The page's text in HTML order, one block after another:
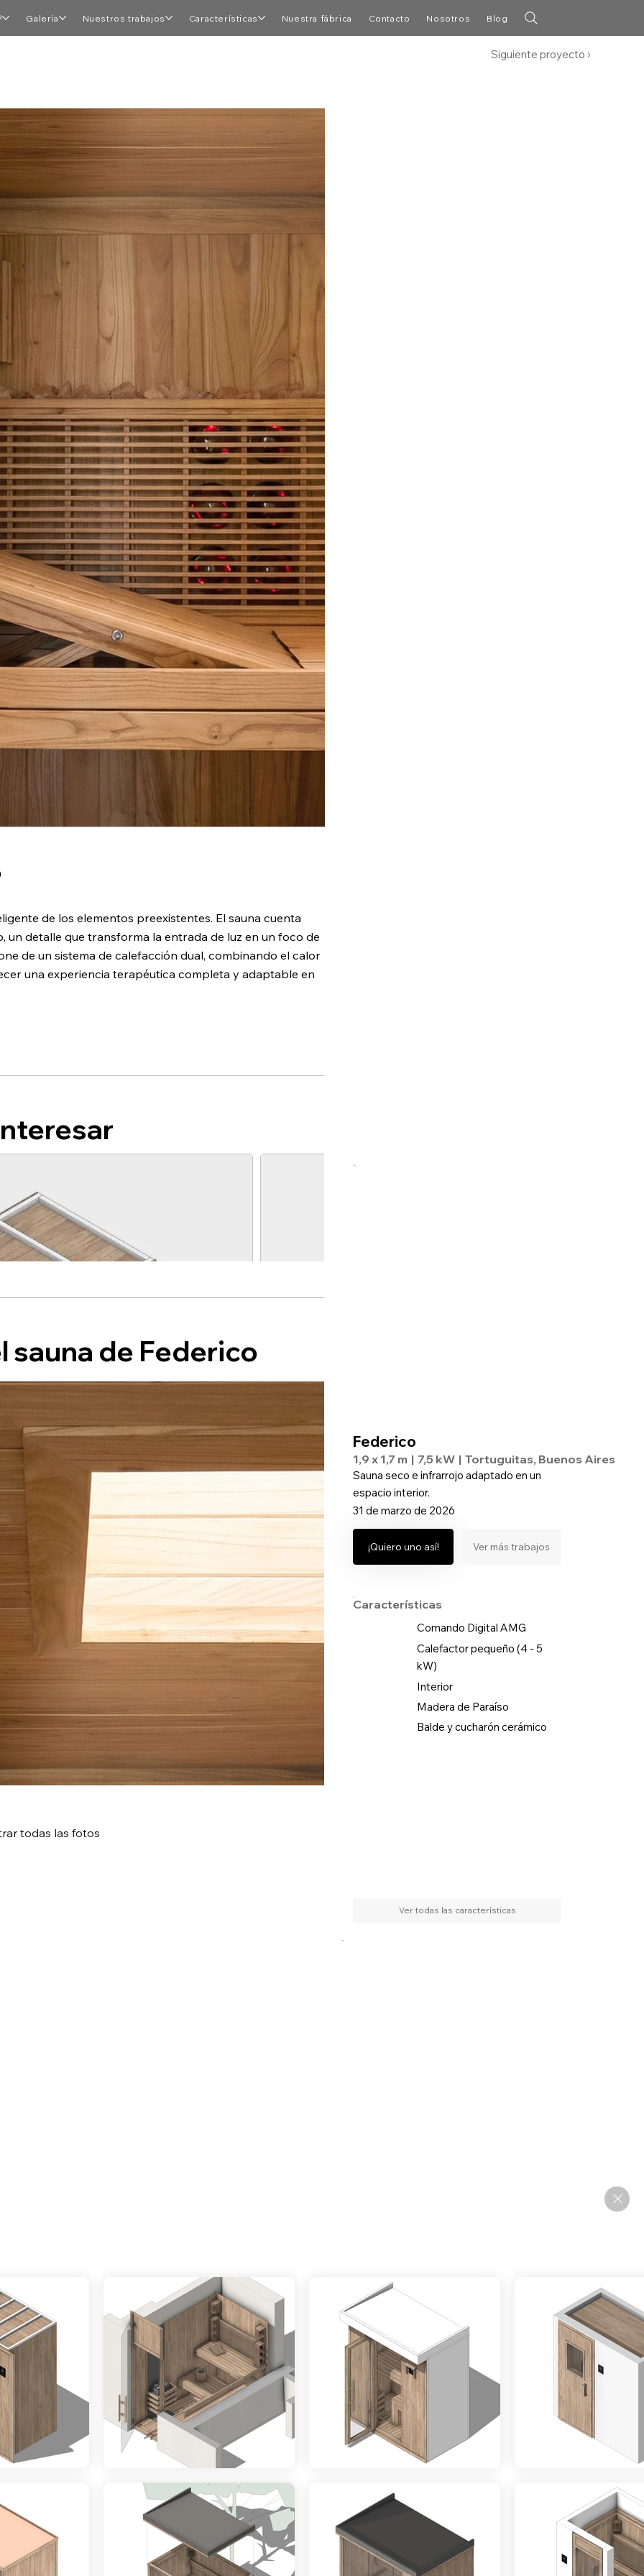
Galería Nuestros trabajos Características Nuestra fábrica Contacto Nosotros Blog
Siguiente proyecto ›
Federico
1,9 x 1,7 m | 7,5 kW | Tortuguitas, Buenos Aires
Sauna seco e infrarrojo adaptado en un
espacio interior.
31 de marzo de 2026
¡Quiero uno así! Ver más trabajos
Características
Comando Digital AMG
Calefactor pequeño (4 - 5
kW)
Interior
Madera de Paraíso
Balde y cucharón cerámico
Ver todas las características
de los elementos preexistentes. El sauna cuenta
detalle que transforma la entrada de luz en un foco de
de un sistema de calefacción dual, combinando el calor
una experiencia terapéutica completa y adaptable en
sauna de Federico
todas las fotos